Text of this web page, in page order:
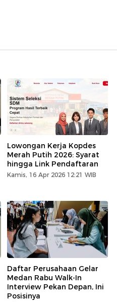
Lowongan Kerja Kopdes
Merah Putih 2026: Syarat
hingga Link Pendaftaran
Kamis, 16 Apr 2026 12:21 WIB
Daftar Perusahaan Gelar
Medan Rabu Walk-In
Interview Pekan Depan, Ini
Posisinya